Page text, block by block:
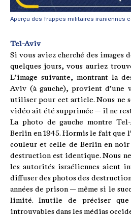
Aperçu des frappes militaires iraniennes
Tel-Aviv
Si vous aviez cherché des
quelques jours, vous auriez
L’image suivante, montrant la
Aviv (à gauche), provient d’une
utiliser pour cet article. Nous ne
vidéo ait été supprimée — il ne
La photo de gauche montre
Berlin en 1945. Hormis le fait que
couleur et celle de Berlin en noir
destruction est identique. Nous ne
les autorités israéliennes aient
diffuser des photos des
années de prison — même si le
limité. Inutile de préciser
introuvables dans les médias